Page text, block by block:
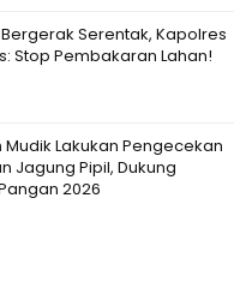
Serentak, Kapolres
Stop Pembakaran Lahan!
Mudik Lakukan Pengecekan
Jagung Pipil, Dukung
2026